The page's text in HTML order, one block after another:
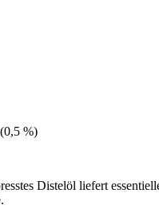
%)
Distelöl liefert